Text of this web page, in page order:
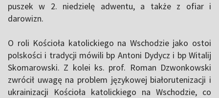
puszek w 2. niedzielę adwentu, a także z ofiar i
darowizn.
O roli Kościoła katolickiego na Wschodzie jako ostoi
polskości i tradycji mówili bp Antoni Dydycz i bp Witalij
Skomarowski. Z kolei ks. prof. Roman Dzwonkowski
zwrócił uwagę na problem językowej białorutenizacji i
ukrainizacji Kościoła katolickiego na Wschodzie, co